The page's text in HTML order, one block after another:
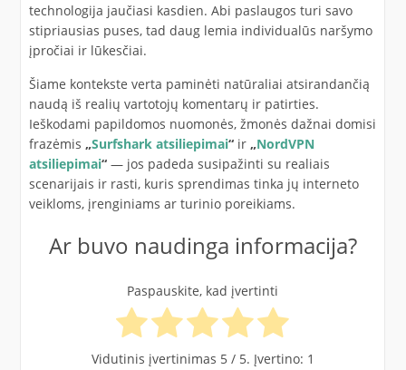
technologija jaučiasi kasdien. Abi paslaugos turi savo
stipriausias puses, tad daug lemia individualūs naršymo
įpročiai ir lūkesčiai.
Šiame kontekste verta paminėti natūraliai atsirandančią
naudą iš realių vartotojų komentarų ir patirties.
Ieškodami papildomos nuomonės, žmonės dažnai domisi
frazėmis „Surfshark atsiliepimai“ir „NordVPN
atsiliepimai“— jos padeda susipažinti su realiais
scenarijais ir rasti, kuris sprendimas tinka jų interneto
veikloms, įrenginiams ar turinio poreikiams.
Ar buvo naudinga informacija?
Paspauskite, kad įvertinti
Vidutinis įvertinimas 5/ 5. Įvertino: 1